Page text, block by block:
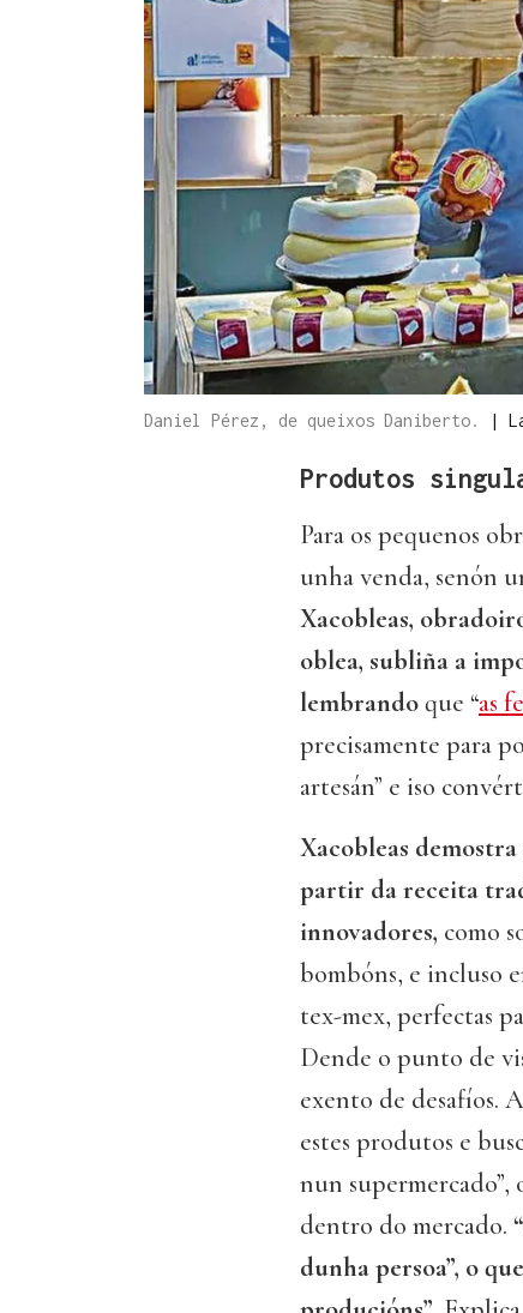
Daniel Pérez, de queixos Daniberto. |
Produtos
Para os pequenos
unha venda, senón
Xacobleas,
oblea, subliña a
lembrandoque “as
precisamente para
artesán” e iso
Xacobleas
partir da receita
innovadores, como
bombóns, e incluso
tex-mex, perfectas
Dende o punto de
exento de desafíos.
estes produtos e
nun supermercado”,
dentro do mercado.
dunha persoa”, o